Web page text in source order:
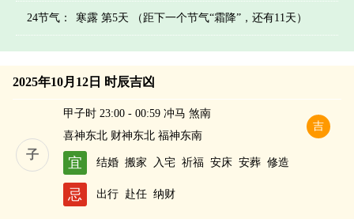
24节气： 寒露 第5天 （距下一个节气“霜降”，还有11天）
2025年10月12日 时辰吉凶
子
吉
甲子时 23:00 - 00:59 冲马 煞南
喜神东北 财神东北 福神东南
宜 结婚 搬家 入宅 祈福 安床 安葬 修造
忌 出行 赴任 纳财